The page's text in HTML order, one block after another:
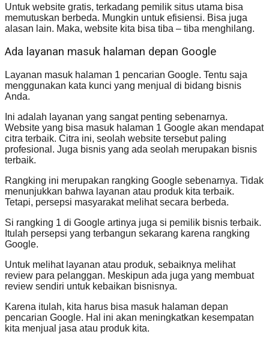
Untuk website gratis, terkadang pemilik situs utama bisa
memutuskan berbeda. Mungkin untuk efisiensi. Bisa juga
alasan lain. Maka, website kita bisa tiba – tiba menghilang.
Ada layanan masuk halaman depan Google
Layanan masuk halaman 1 pencarian Google. Tentu saja
menggunakan kata kunci yang menjual di bidang bisnis
Anda.
Ini adalah layanan yang sangat penting sebenarnya.
Website yang bisa masuk halaman 1 Google akan mendapat
citra terbaik. Citra ini, seolah website tersebut paling
profesional. Juga bisnis yang ada seolah merupakan bisnis
terbaik.
Rangking ini merupakan rangking Google sebenarnya. Tidak
menunjukkan bahwa layanan atau produk kita terbaik.
Tetapi, persepsi masyarakat melihat secara berbeda.
Si rangking 1 di Google artinya juga si pemilik bisnis terbaik.
Itulah persepsi yang terbangun sekarang karena rangking
Google.
Untuk melihat layanan atau produk, sebaiknya melihat
review para pelanggan. Meskipun ada juga yang membuat
review sendiri untuk kebaikan bisnisnya.
Karena itulah, kita harus bisa masuk halaman depan
pencarian Google. Hal ini akan meningkatkan kesempatan
kita menjual jasa atau produk kita.